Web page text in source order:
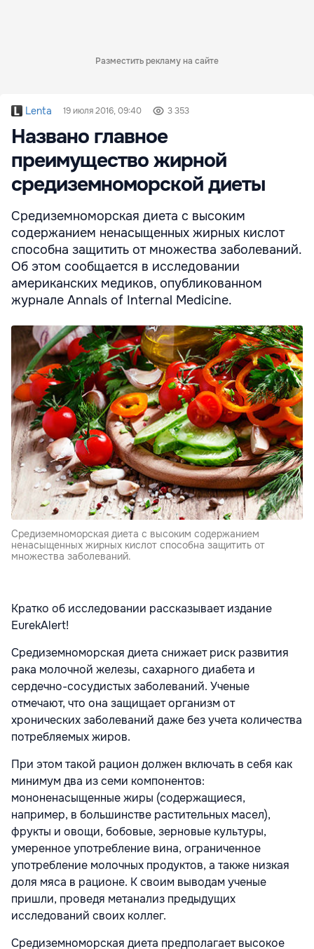
Разместить рекламу на сайте
Lenta 19 июля 2016, 09:40 3 353
Названо главное
преимущество жирной
средиземноморской диеты
Средиземноморская диета с высоким
содержанием ненасыщенных жирных кислот
способна защитить от множества заболеваний.
Об этом сообщается в исследовании
американских медиков, опубликованном
журнале Annals of Internal Medicine.
Средиземноморская диета с высоким содержанием
ненасыщенных жирных кислот способна защитить от
множества заболеваний.
Кратко об исследовании рассказывает издание
EurekAlert!
Средиземноморская диета снижает риск развития
рака молочной железы, сахарного диабета и
сердечно-сосудистых заболеваний. Ученые
отмечают, что она защищает организм от
хронических заболеваний даже без учета количества
потребляемых жиров.
При этом такой рацион должен включать в себя как
минимум два из семи компонентов:
мононенасыщенные жиры (содержащиеся,
например, в большинстве растительных масел),
фрукты и овощи, бобовые, зерновые культуры,
умеренное употребление вина, ограниченное
употребление молочных продуктов, а также низкая
доля мяса в рационе. К своим выводам ученые
пришли, проведя метанализ предыдущих
исследований своих коллег.
Средиземноморская диета предполагает высокое